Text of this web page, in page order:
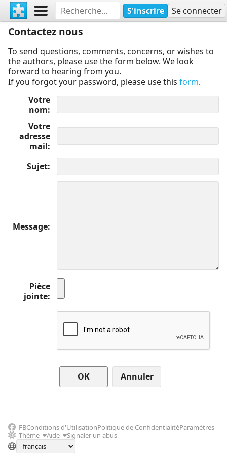
S'inscrire Se connecter
Contactez nous
To send questions, comments, concerns, or wishes to
the authors, please use the form below. We look
forward to hearing from you.
If you forgot your password, please use this form.
Votre
nom
Votre
adresse
mail
Sujet
Message
Pièce
jointe
Annuler
FBConditions d'UtilisationPolitique de ConfidentialitéParamètres
Thème
Aide Signaler un abus